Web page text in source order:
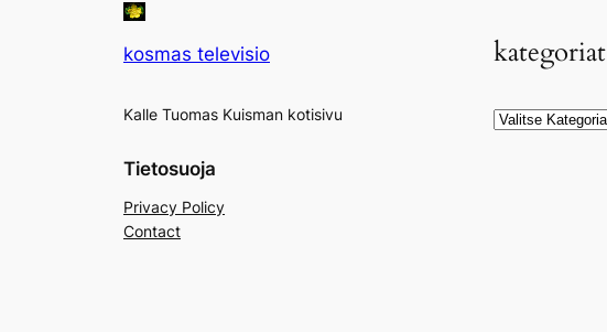
kosmas televisio
Kalle Tuomas Kuisman kotisivu
Tietosuoja
Privacy Policy
Contact
kategoriat
Kategoriat